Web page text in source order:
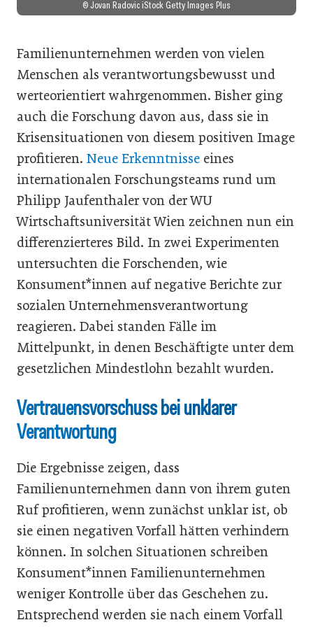
© Jovan Radovic iStock Getty Images Plus
Familienunternehmen werden von vielen
Menschen als verantwortungsbewusst und
werteorientiert wahrgenommen. Bisher ging
auch die Forschung davon aus, dass sie in
Krisensituationen von diesem positiven Image
profitieren. Neue Erkenntnisse eines
internationalen Forschungsteams rund um
Philipp Jaufenthaler von der WU
Wirtschaftsuniversität Wien zeichnen nun ein
differenzierteres Bild. In zwei Experimenten
untersuchten die Forschenden, wie
Konsument*innen auf negative Berichte zur
sozialen Unternehmensverantwortung
reagieren. Dabei standen Fälle im
Mittelpunkt, in denen Beschäftigte unter dem
gesetzlichen Mindestlohn bezahlt wurden.
Vertrauensvorschuss bei unklarer
Verantwortung
Die Ergebnisse zeigen, dass
Familienunternehmen dann von ihrem guten
Ruf profitieren, wenn zunächst unklar ist, ob
sie einen negativen Vorfall hätten verhindern
können. In solchen Situationen schreiben
Konsument*innen Familienunternehmen
weniger Kontrolle über das Geschehen zu.
Entsprechend werden sie nach einem Vorfall